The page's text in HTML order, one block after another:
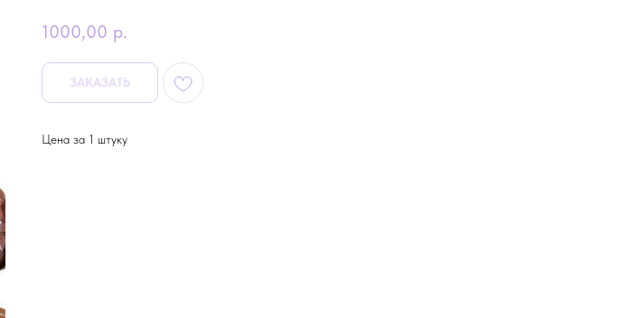
1000,00 р.
ЗАКАЗАТЬ
Цена за 1 штуку